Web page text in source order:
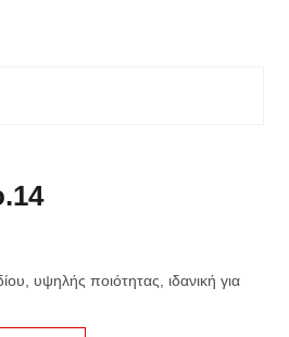
υψηλής ποιότητας, ιδανική για